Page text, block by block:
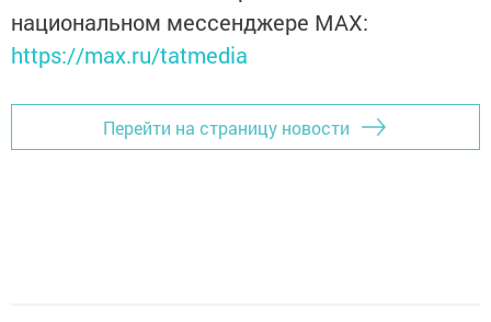
национальном мессенджере MАХ:
https://max.ru/tatmedia
Перейти на страницу новости